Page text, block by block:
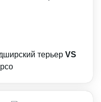
терьер VS